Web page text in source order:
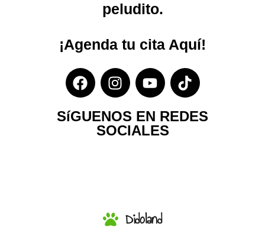
peludito.
¡Agenda tu cita Aquí!
SíGUENOS EN REDES
SOCIALES
Didoland